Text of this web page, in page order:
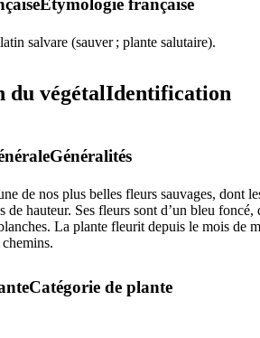
salvare (sauver ; plante salutaire).
Identification
Généralités
de nos plus belles fleurs sauvages, dont
de hauteur. Ses fleurs sont d’un bleu
La plante fleurit depuis le mois de
Catégorie de plante